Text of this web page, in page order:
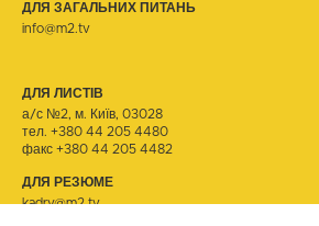
ДЛЯ ЗАГАЛЬНИХ ПИТАНЬ
info@m2.tv
ДЛЯ ЛИСТІВ
а/с №2, м. Київ, 03028
тел. +380 44 205 4480
факс +380 44 205 4482
ДЛЯ РЕЗЮМЕ
kadry@m2.tv